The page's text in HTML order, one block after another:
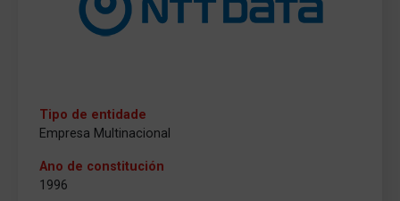
Tipo de entidade
Empresa Multinacional
Ano de constitución
1996